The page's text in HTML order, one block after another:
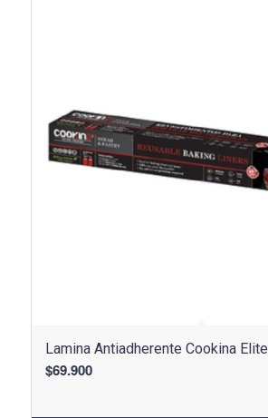
Lamina Antiadherente Cookina Elite
$69.900